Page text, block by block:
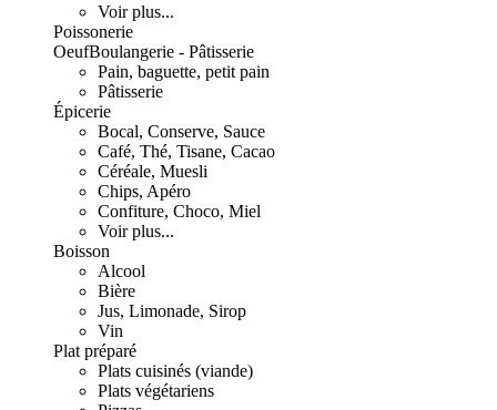
Voir plus...
Poissonerie
OeufBoulangerie - Pâtisserie
Pain, baguette, petit pain
Pâtisserie
Épicerie
Bocal, Conserve, Sauce
Café, Thé, Tisane, Cacao
Céréale, Muesli
Chips, Apéro
Confiture, Choco, Miel
Voir plus...
Boisson
Alcool
Bière
Jus, Limonade, Sirop
Vin
Plat préparé
Plats cuisinés (viande)
Plats végétariens